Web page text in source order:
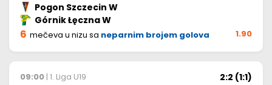
Pogon Szczecin W
Górnik Łęczna W
6 mečeva u nizu sa neparnim brojem golova 1.90
09:00 | 1. Liga U19
2:2 (1:1)